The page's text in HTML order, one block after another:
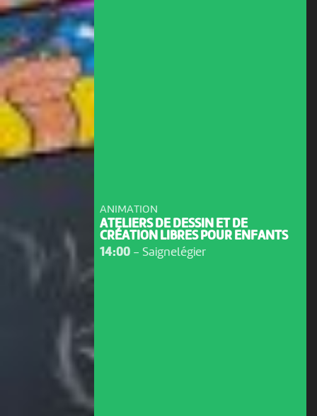
ANIMATION
ATELIERS DE DESSIN ET DE
CRÉATION LIBRES POUR ENFANTS
14:00- Saignelégier